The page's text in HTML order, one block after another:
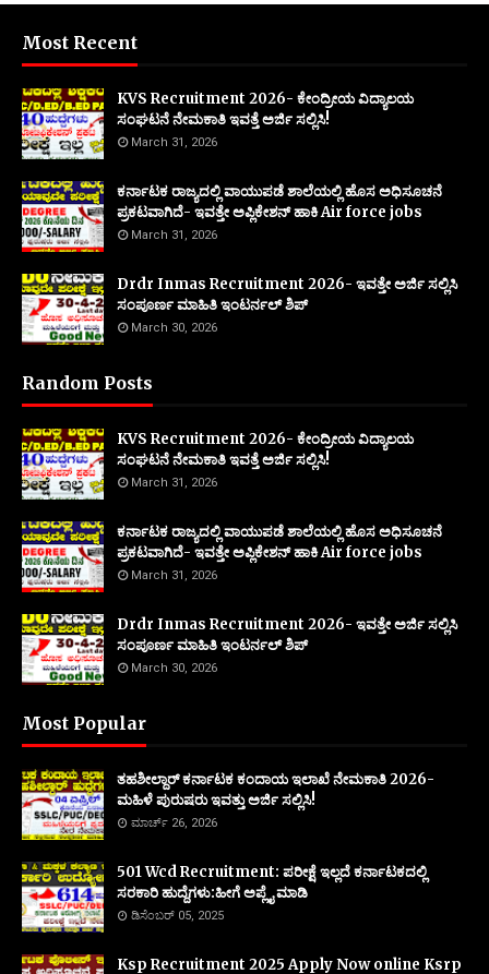
Most Recent
KVS Recruitment 2026- ಕೇಂದ್ರೀಯ ವಿದ್ಯಾಲಯ
ಸಂಘಟನೆ ನೇಮಕಾತಿ ಇವತ್ತೆ ಅರ್ಜಿ ಸಲ್ಲಿಸಿ!
March 31, 2026
ಕರ್ನಾಟಕ ರಾಜ್ಯದಲ್ಲಿ ವಾಯುಪಡೆ ಶಾಲೆಯಲ್ಲಿ ಹೊಸ ಅಧಿಸೂಚನೆ
ಪ್ರಕಟವಾಗಿದೆ- ಇವತ್ತೇ ಅಪ್ಲಿಕೇಶನ್ ಹಾಕಿ Air force jobs
March 31, 2026
Drdr Inmas Recruitment 2026- ಇವತ್ತೇ ಅರ್ಜಿ ಸಲ್ಲಿಸಿ
ಸಂಪೂರ್ಣ ಮಾಹಿತಿ ಇಂಟರ್ನಲ್ ಶಿಪ್
March 30, 2026
Random Posts
KVS Recruitment 2026- ಕೇಂದ್ರೀಯ ವಿದ್ಯಾಲಯ
ಸಂಘಟನೆ ನೇಮಕಾತಿ ಇವತ್ತೆ ಅರ್ಜಿ ಸಲ್ಲಿಸಿ!
March 31, 2026
ಕರ್ನಾಟಕ ರಾಜ್ಯದಲ್ಲಿ ವಾಯುಪಡೆ ಶಾಲೆಯಲ್ಲಿ ಹೊಸ ಅಧಿಸೂಚನೆ
ಪ್ರಕಟವಾಗಿದೆ- ಇವತ್ತೇ ಅಪ್ಲಿಕೇಶನ್ ಹಾಕಿ Air force jobs
March 31, 2026
Drdr Inmas Recruitment 2026- ಇವತ್ತೇ ಅರ್ಜಿ ಸಲ್ಲಿಸಿ
ಸಂಪೂರ್ಣ ಮಾಹಿತಿ ಇಂಟರ್ನಲ್ ಶಿಪ್
March 30, 2026
Most Popular
ತಹಶೀಲ್ದಾರ್ ಕರ್ನಾಟಕ ಕಂದಾಯ ಇಲಾಖೆ ನೇಮಕಾತಿ 2026-
ಮಹಿಳೆ ಪುರುಷರು ಇವತ್ತು ಅರ್ಜಿ ಸಲ್ಲಿಸಿ!
ಮಾರ್ಚ್ 26, 2026
501 Wcd Recruitment: ಪರೀಕ್ಷೆ ಇಲ್ಲದೆ ಕರ್ನಾಟಕದಲ್ಲಿ
ಸರಕಾರಿ ಹುದ್ದೆಗಳು:ಹೀಗೆ ಅಪ್ಲೈ ಮಾಡಿ
ಡಿಸೆಂಬರ್ 05, 2025
Ksp Recruitment 2025 Apply Now online Ksrp